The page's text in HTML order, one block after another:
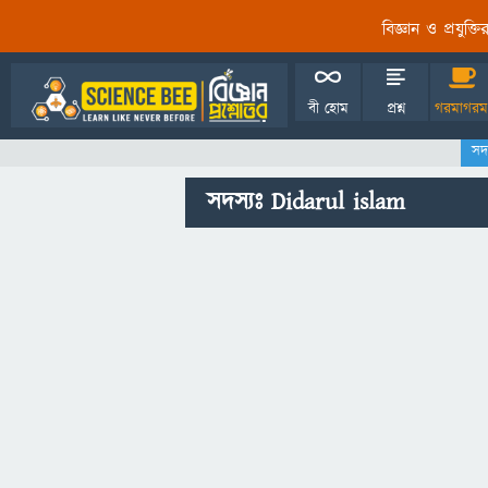
বিজ্ঞান ও
বী হোম প্রশ্ন
সদস্যঃ Didarul islam